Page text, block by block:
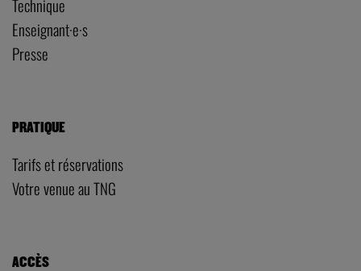
Technique
Enseignant·e·s
Presse
PRATIQUE
Tarifs et réservations
Votre venue au TNG
ACCÈS